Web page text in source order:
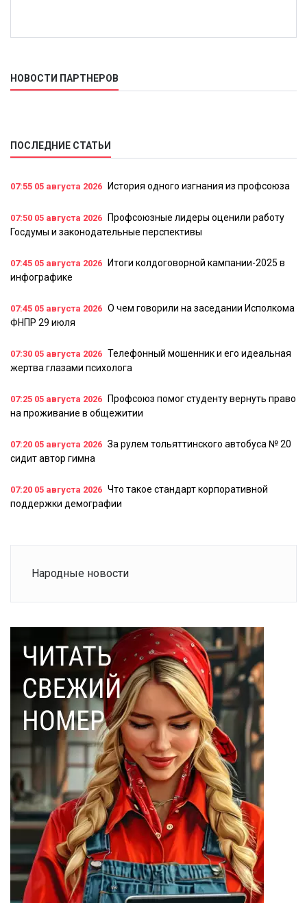
НОВОСТИ ПАРТНЕРОВ
ПОСЛЕДНИЕ СТАТЬИ
07:55 05 августа 2026 История одного изгнания из профсоюза
07:50 05 августа 2026
Профсоюзные лидеры оценили работу
Госдумы и законодательные перспективы
07:45 05 августа 2026
Итоги колдоговорной кампании-2025 в
инфографике
07:45 05 августа 2026 О чем говорили на заседании Исполкома
ФНПР 29 июля
07:30 05 августа 2026 Телефонный мошенник и его идеальная
жертва глазами психолога
07:25 05 августа 2026
Профсоюз помог студенту вернуть право
на проживание в общежитии
07:20 05 августа 2026 За рулем тольяттинского автобуса № 20
сидит автор гимна
07:20 05 августа 2026 Что такое стандарт корпоративной
поддержки демографии
Народные новости